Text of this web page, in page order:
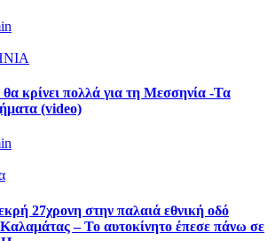
κρίνει πολλά για τη Μεσσηνία -Τα
(video)
27χρονη στην παλαιά εθνική οδό
– Το αυτοκίνητο έπεσε πάνω σε